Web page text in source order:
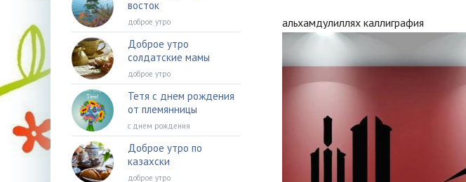
альхамдулиллях каллиграфия
восток
доброе утро
Доброе утро
солдатские мамы
доброе утро
Тетя с днем рождения
от племянницы
с днем рождения
Доброе утро по
казахски
доброе утро